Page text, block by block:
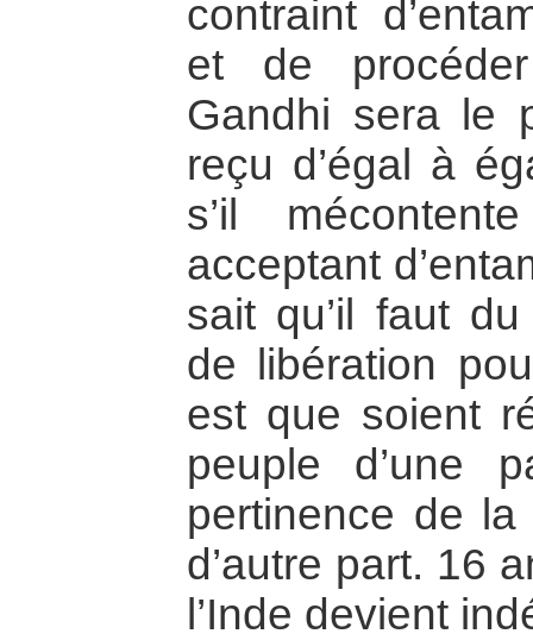
contraint
et de
Gandhi sera le
reçu d’égal à
s’il
acceptant
sait qu’il faut
de libération
est que soient
peuple d’une
pertinence de la
d’autre part. 16
l’Inde devient